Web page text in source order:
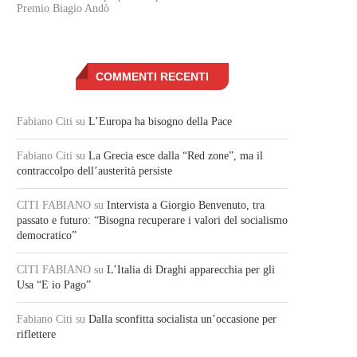
Premio Biagio Andò
COMMENTI RECENTI
Fabiano Citi su L’Europa ha bisogno della Pace
Fabiano Citi su La Grecia esce dalla “Red zone”, ma il
contraccolpo dell’austerità persiste
CITI FABIANO su Intervista a Giorgio Benvenuto, tra
passato e futuro: “Bisogna recuperare i valori del socialismo
democratico”
CITI FABIANO su L’Italia di Draghi apparecchia per gli
Usa “E io Pago”
Fabiano Citi su Dalla sconfitta socialista un’occasione per
riflettere